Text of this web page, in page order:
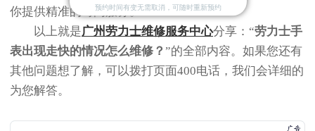
你提供精准的时间服务。
以上就是广州劳力士维修服务中心分享：“劳力士手
表出现走快的情况怎么维修？ ”的全部内容。如果您还有
其他问题想了解，可以拨打页面400电话，我们会详细的
为您解答。
预约时间有变无需取消，可随时重新预约